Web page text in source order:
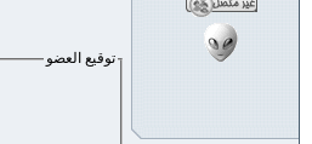
توقيع العضو